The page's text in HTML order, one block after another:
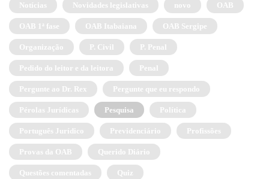
Notícias Novidades legislativas novo OAB
OAB 1ª fase OAB Itabaiana OAB Sergipe
Organização P. Civil P. Penal
Pedido do leitor e da leitora Penal
Pergunte ao Dr. Rex Pergunte que eu respondo
Pérolas Jurídicas Pesquisa Política
Português Jurídico Previdenciário Profissões
Provas da OAB Querido Diário
Questões comentadas Quiz